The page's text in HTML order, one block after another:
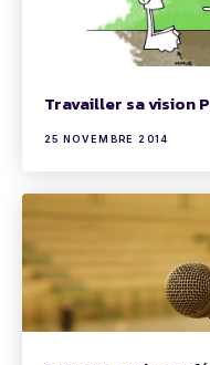
Travailler sa vision
25 NOVEMBRE 2014